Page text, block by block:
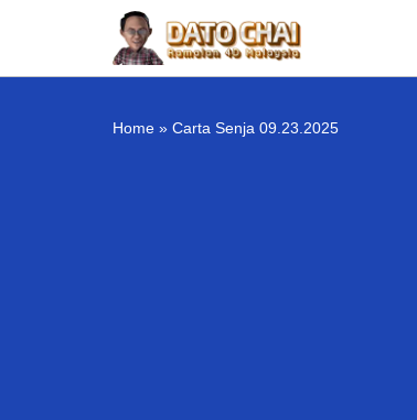
Home » Carta Senja 09.23.2025